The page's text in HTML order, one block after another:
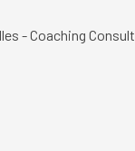
- Coaching Consult